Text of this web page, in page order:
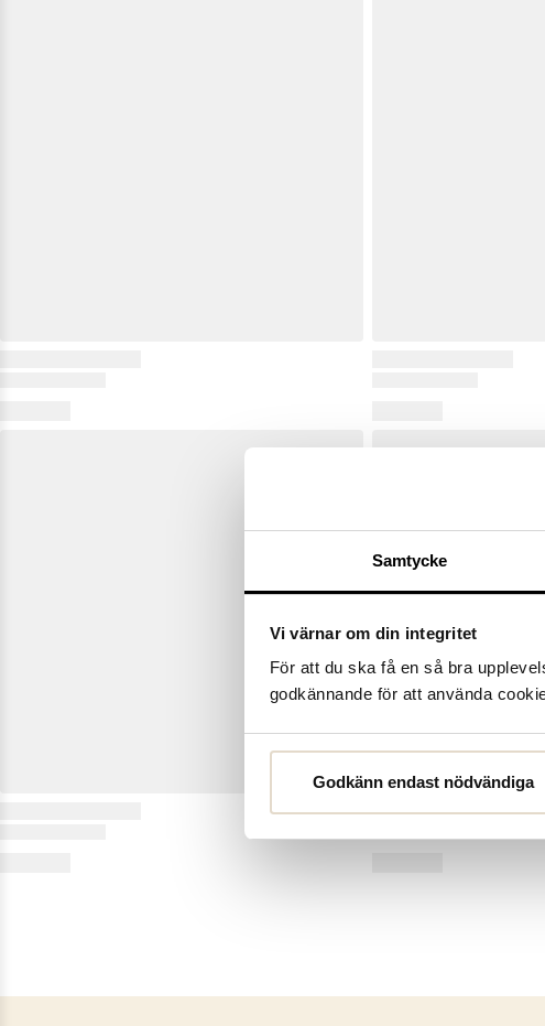
Samtycke
Vi värnar om din integritet
För att du ska få en så bra
godkännande för att använda
Godkänn endast nödvändiga